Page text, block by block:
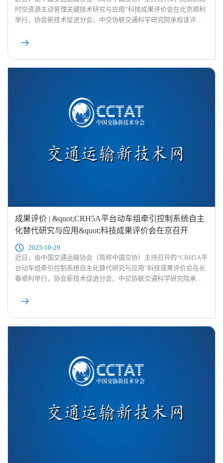
时空资源主动管理关键技术研究与应用”科技成果评价会在北京顺利
举行，协会新技术促进分会、中交协联交通科学研究院承担该评价
成果评价 | &quot;CRH5A平台动车组牵引控制系统自主
化替代研究与应用&quot;科技成果评价会在京召开
2025-10-29
近日，由中国交通运输协会（简称中国交协）主持召开的“CRH5A平
台动车组牵引控制系统自主化替代研究与应用”科技成果评价会在长
春顺利举行，协会新技术促进分会、中交协联交通科学研究院承担